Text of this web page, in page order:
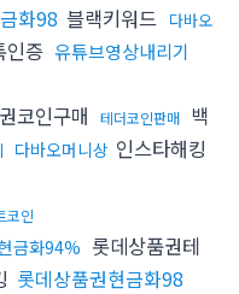
화98 블랙키워드 다바오
인증 유튜브영상내리기
코인구매 테더코인판매 백
다바오머니상 인스타해킹
코인
금화94% 롯데상품권테
롯데상품권현금화98